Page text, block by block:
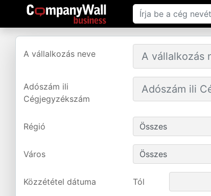
A vállalkozás neve
Adószám ili
Cégjegyzékszám
Régió
Város
Közzététel dátuma Tól